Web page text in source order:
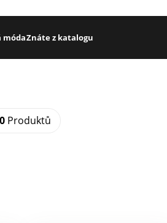
módaZnáte z katalogu
Produktů